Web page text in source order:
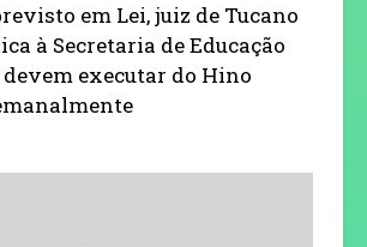
em Lei, juiz de Tucano
à Secretaria de Educação
devem executar do Hino